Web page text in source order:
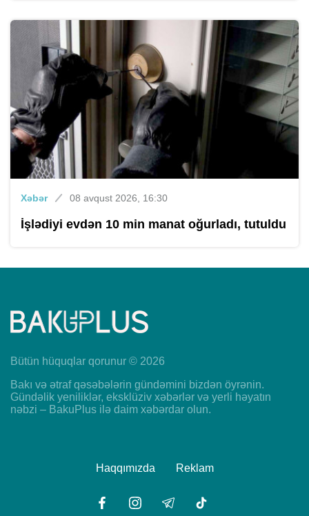
Xəbər 08 avqust 2026, 16:30
İşlədiyi evdən 10 min manat oğurladı, tutuldu
Bütün hüquqlar qorunur © 2026
Bakı və ətraf qəsəbələrin gündəmini bizdən öyrənin.
Gündəlik yeniliklər, eksklüziv xəbərlər və yerli həyatın
nəbzi – BakuPlus ilə daim xəbərdar olun.
Haqqımızda Reklam